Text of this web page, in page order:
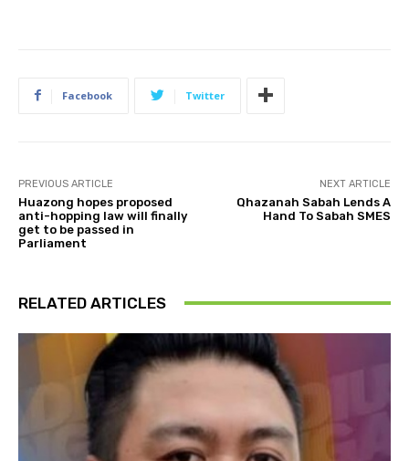
Facebook Twitter
PREVIOUS ARTICLE
Huazong hopes proposed
anti-hopping law will finally
get to be passed in
Parliament
NEXT ARTICLE
Qhazanah Sabah Lends A
Hand To Sabah SMES
RELATED ARTICLES